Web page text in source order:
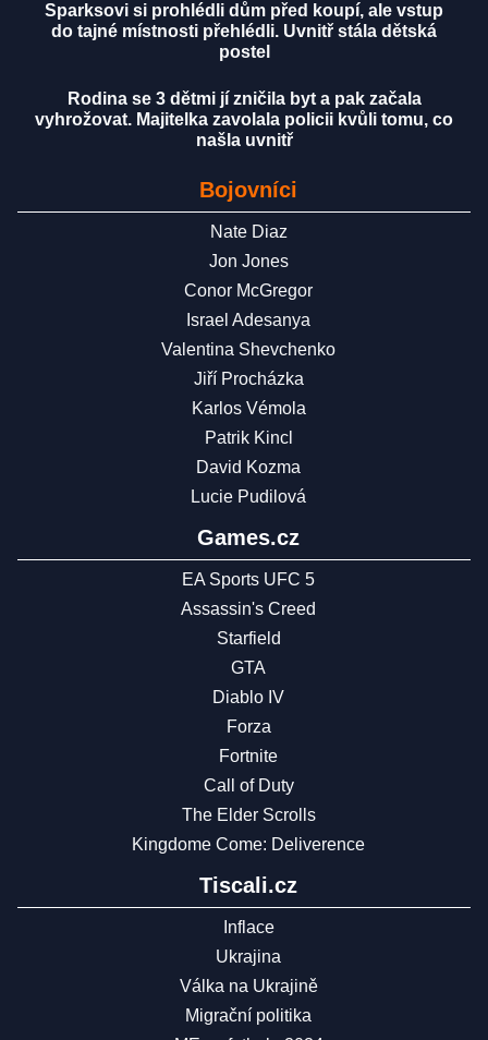
Sparksovi si prohlédli dům před koupí, ale vstup
do tajné místnosti přehlédli. Uvnitř stála dětská
postel
Rodina se 3 dětmi jí zničila byt a pak začala
vyhrožovat. Majitelka zavolala policii kvůli tomu, co
našla uvnitř
Bojovníci
Nate Diaz
Jon Jones
Conor McGregor
Israel Adesanya
Valentina Shevchenko
Jiří Procházka
Karlos Vémola
Patrik Kincl
David Kozma
Lucie Pudilová
Games.cz
EA Sports UFC 5
Assassin's Creed
Starfield
GTA
Diablo IV
Forza
Fortnite
Call of Duty
The Elder Scrolls
Kingdome Come: Deliverence
Tiscali.cz
Inflace
Ukrajina
Válka na Ukrajině
Migrační politika